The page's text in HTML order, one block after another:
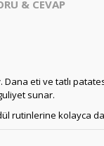
& CEVAP
. Dana eti ve tatlı
sunar.
rutinlerine kolayca